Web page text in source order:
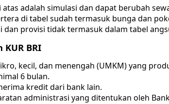
atas adalah simulasi dan dapat berubah
di tabel sudah termasuk bunga dan
dan provisi tidak termasuk dalam tabel
BRI
kecil, dan menengah (UMKM) yang
6 bulan.
kredit dari bank lain.
administrasi yang ditentukan oleh